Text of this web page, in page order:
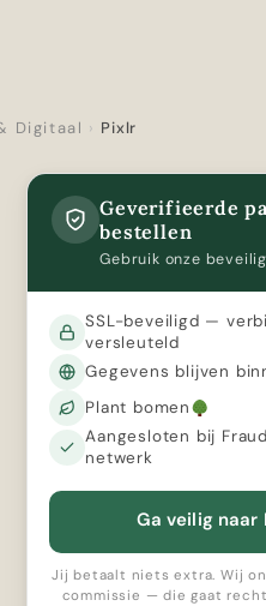
Digitaal › Pixlr
Geverifieerde
bestellen
Gebruik onze
SSL-beveiligd —
versleuteld
Gegevens blijven
Plant bomen
Aangesloten bij
netwerk
Ga veilig naar
Jij betaalt niets extra. Wij
commissie — die gaat